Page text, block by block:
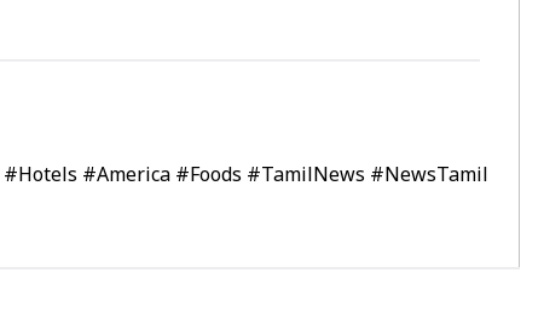
#Hotels #America #Foods #TamilNews #NewsTamil